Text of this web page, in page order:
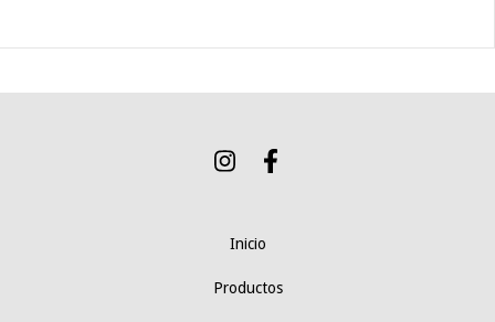
Inicio
Productos